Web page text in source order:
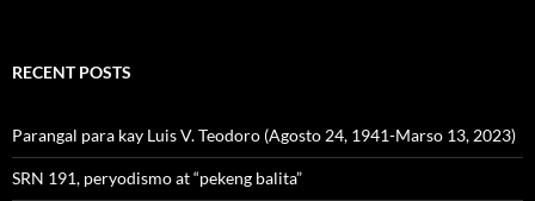
RECENT POSTS
Parangal para kay Luis V. Teodoro (Agosto 24, 1941-Marso 13, 2023)
SRN 191, peryodismo at “pekeng balita”